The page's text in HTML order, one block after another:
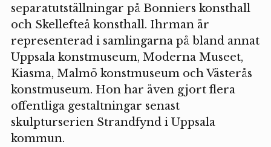
separatutställningar på Bonniers konsthall
och Skellefteå konsthall. Ihrman är
representerad i samlingarna på bland annat
Uppsala konstmuseum, Moderna Museet,
Kiasma, Malmö konstmuseum och Västerås
konstmuseum. Hon har även gjort flera
offentliga gestaltningar senast
skulpturserien Strandfynd i Uppsala
kommun.